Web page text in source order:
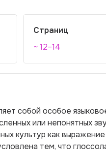
Страниц
~ 12–14
собой особое
или непонятных
культур как
тем, что